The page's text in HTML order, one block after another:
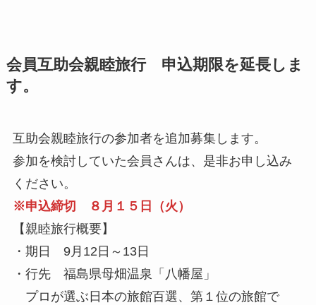
会員互助会親睦旅行 申込期限を延長しま
す。
互助会親睦旅行の参加者を追加募集します。
参加を検討していた会員さんは、是非お申し込み
ください。
※申込締切 ８月１５日（火）
【親睦旅行概要】
・期日 9月12日～13日
・行先 福島県母畑温泉「八幡屋」
プロが選ぶ日本の旅館百選、第１位の旅館で